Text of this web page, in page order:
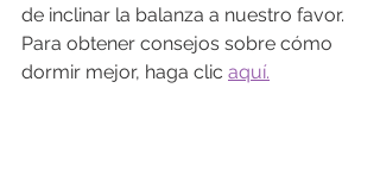
de inclinar la balanza a nuestro favor.
Para obtener consejos sobre cómo
dormir mejor, haga clic aquí.